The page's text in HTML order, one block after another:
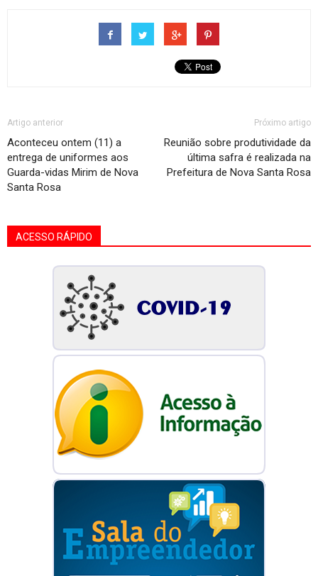
Artigo anterior
Aconteceu ontem (11) a
entrega de uniformes aos
Guarda-vidas Mirim de Nova
Santa Rosa
Próximo artigo
Reunião sobre produtividade da
última safra é realizada na
Prefeitura de Nova Santa Rosa
ACESSO RÁPIDO